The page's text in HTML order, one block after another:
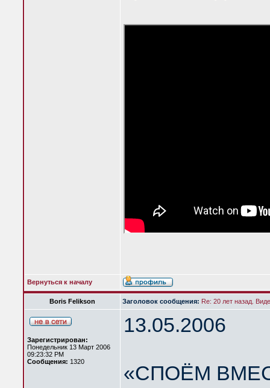
Вернуться к началу
Boris Felikson Заголовок сообщения: Re: 20 лет назад.
Зарегистрирован:
Понедельник 13 Март 2006
09:23:32 PM
Сообщения: 1320
13.05.2006
«СПОЁМ